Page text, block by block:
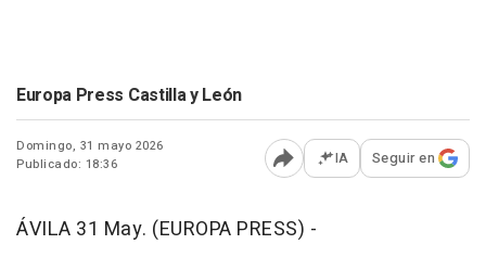
Europa Press Castilla y León
Domingo, 31 mayo 2026
Publicado: 18:36
Abrir opciones para
IA Seguir en
ÁVILA 31 May. (EUROPA PRESS) -